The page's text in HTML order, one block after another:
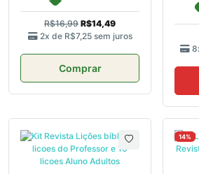
R$16,99 R$14,49
2x de R$7,25 sem juros
Comprar
14%